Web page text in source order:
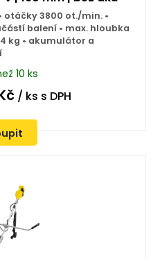
otáčky 3800 ot./min. •
balení • max. hloubka
kg • akumulátor a
10 ks
/ ks s DPH